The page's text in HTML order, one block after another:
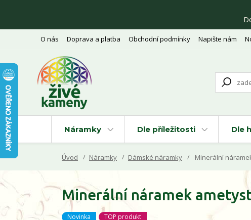
O nás Doprava a platba Obchodní podmínky Napište nám
Náramky Dle příležitosti Dle
Úvod Náramky Dámské náramky Minerální
Minerální náramek
Novinka TOP produkt